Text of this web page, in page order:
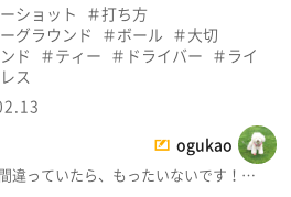
ショット
打ち方
グラウンド
ボール
大切
ド
ティー ドライバー
ライ
ス
ogukao
違っていたら、もったいないです！…